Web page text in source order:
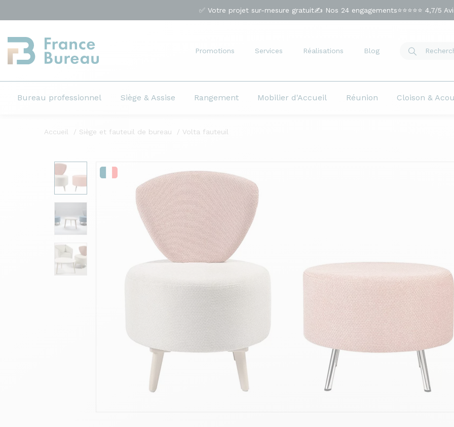
✅ Votre projet sur-mesure gratuit✍️ Nos 24 engagements⭐⭐⭐⭐⭐ 4,7/5
Promotions Services Réalisations Blog
Bureau professionnel Siège & Assise Rangement Mobilier d'Accueil Réunion Cloison &
Accueil Siège et fauteuil de bureau Volta fauteuil